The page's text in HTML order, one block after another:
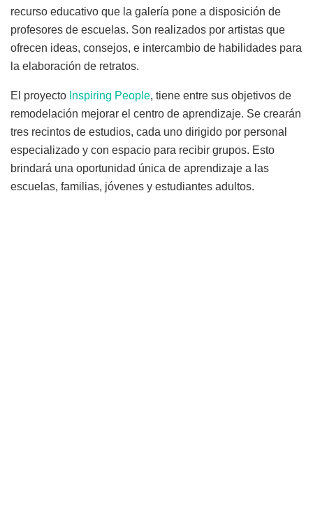
recurso educativo que la galería pone a disposición de
profesores de escuelas. Son realizados por artistas que
ofrecen ideas, consejos, e intercambio de habilidades para
la elaboración de retratos.
El proyecto Inspiring People, tiene entre sus objetivos de
remodelación mejorar el centro de aprendizaje. Se crearán
tres recintos de estudios, cada uno dirigido por personal
especializado y con espacio para recibir grupos. Esto
brindará una oportunidad única de aprendizaje a las
escuelas, familias, jóvenes y estudiantes adultos.